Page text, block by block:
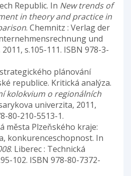
Republic. In New trends of
in theory and practice in
. Chemnitz : Verlag der
und
s.105-111. ISBN 978-3-
strategického plánování
republice. Kritická analýza.
kolokvium o regionálních
univerzita, 2011,
80-210-5513-1.
města Plzeňského kraje:
konkurenceschopnost. In
. Liberec : Technická
102. ISBN 978-80-7372-